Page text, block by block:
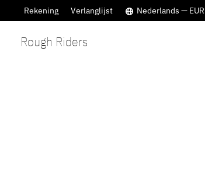
Rekening Verlanglijst Nederlands — EUR
Rough Riders